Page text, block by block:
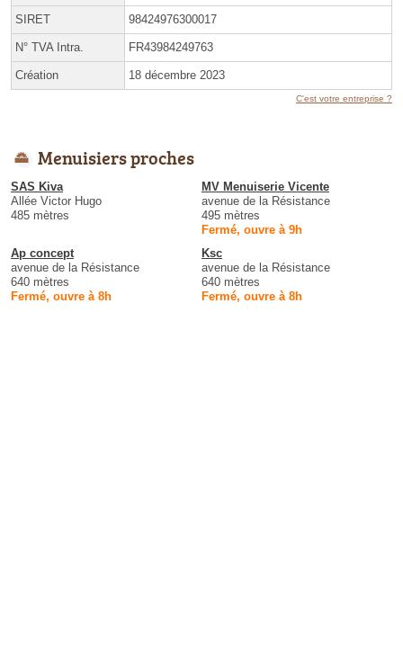
SIRET 98424976300017
N° TVA Intra. FR43984249763
Création 18 décembre 2023
C'est votre entreprise ?
Menuisiers proches
SAS Kiva
Allée Victor Hugo
485 mètres
MV Menuiserie Vicente
avenue de la Résistance
495 mètres
Fermé, ouvre à 9h
Ap concept
avenue de la Résistance
640 mètres
Fermé, ouvre à 8h
Ksc
avenue de la Résistance
640 mètres
Fermé, ouvre à 8h